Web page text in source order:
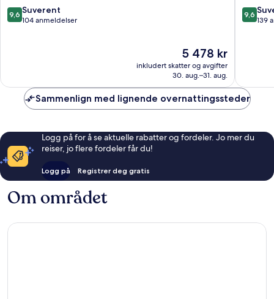
Resort
Peyia
9.6
av
9,6 Suverent
104 anmeldelser
Prisen
er
5 478 kr
5 478 kr
inkludert skatter og avgifter
30. aug.–31. aug.
for
Adults
9.6
av
9,6
139
Sammenlign med lignende overnattingssteder
Logg på for å se aktuelle rabatter og fordeler. Jo mer du
reiser, jo flere fordeler får du!
Logg på Registrer deg gratis
Om området